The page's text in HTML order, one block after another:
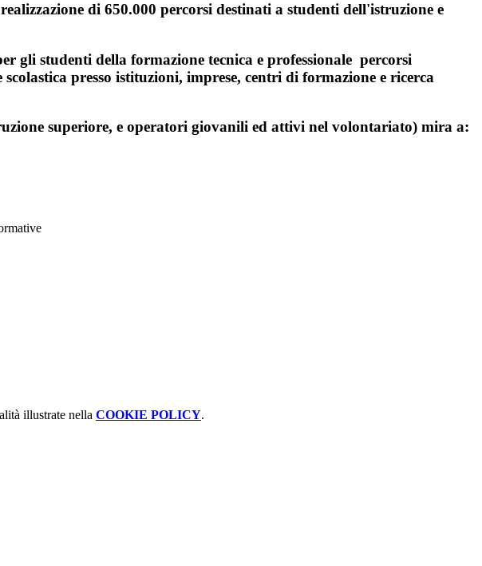
di 650.000 percorsi destinati a studenti dell'istruzione e
gli studenti della formazione tecnica e professionale percorsi
presso istituzioni, imprese, centri di formazione e ricerca
superiore, e operatori giovanili ed attivi nel volontariato) mira a:
illustrate nella COOKIE POLICY.